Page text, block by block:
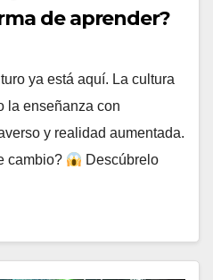
de aprender?
ya está aquí. La cultura
la enseñanza con
y realidad aumentada.
cambio?
Descúbrelo